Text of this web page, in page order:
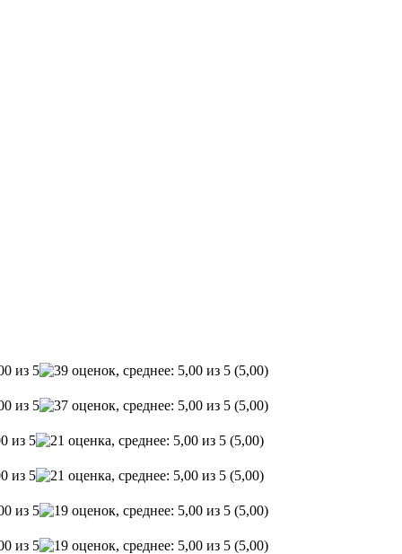
(5,00)
(5,00)
(5,00)
(5,00)
(5,00)
(5,00)